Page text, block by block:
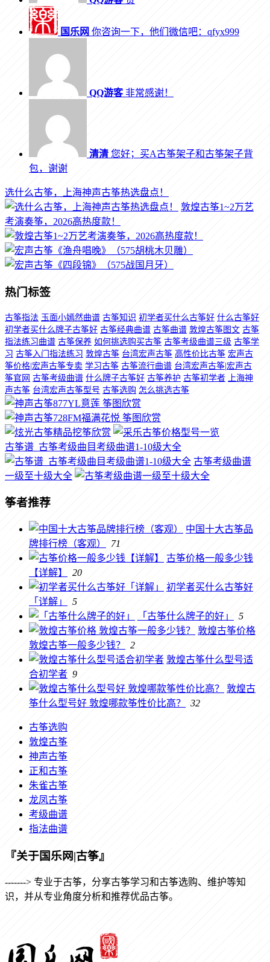
国乐网 你咨询一下，他们微信吧：qfyx999
QQ游客非常感谢！
清清 您好；买A古筝架子和古筝架子背
包，谢谢
选什么古筝，上海神声古筝热选盘点！
敦煌古筝1~2万艺
考演奏筝，2026高热度款！
热门标签
古筝指法 玉面小嫣然曲谱 古筝知识 初学者买什么古筝好 什么古筝好
初学者买什么牌子古筝好 古筝经典曲谱 古筝曲谱 敦煌古筝图文 古筝
指法练习曲谱 古筝保养 如何挑选购买古筝 古筝考级曲谱三级 古筝学
习 古筝入门指法练习 敦煌古筝 台湾宏声古筝 高性价比古筝 宏声古
筝价格|宏声古筝专卖 学习古筝 古筝流行曲谱 台湾宏声古筝|宏声古
筝官网 古筝考级曲谱 什么牌子古筝好 古筝养护 古筝初学者
上海神
声古筝 台湾宏声古筝型号 古筝选购 怎么挑选古筝
古筝谱_古筝考级曲目考级曲谱1-10级大全
古筝考级曲谱
一级至十级大全
筝者推荐
中国十大古筝品
牌排行榜（客观）
71
古筝价格一般多少钱
【详解】
20
初学者买什么古筝好
「详解」
5
「古筝什么牌子的好」
5
敦煌古筝价格
敦煌古筝一般多少钱？
2
敦煌古筝什么型号适
合初学者 9
敦煌古
筝什么型号好 敦煌哪款筝性价比高？
32
古筝选购
敦煌古筝
神声古筝
正和古筝
朱雀古筝
龙凤古筝
考级曲谱
指法曲谱
『关于国乐网|古筝』
-------> 专业于古筝，分享古筝学习和古筝选购、维护等知
识，并从专业角度分析和推荐优品古筝。